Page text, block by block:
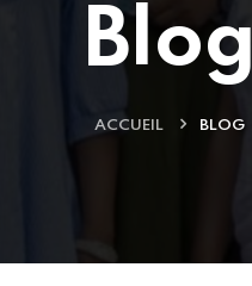
Blog
ACCUEIL BLOG